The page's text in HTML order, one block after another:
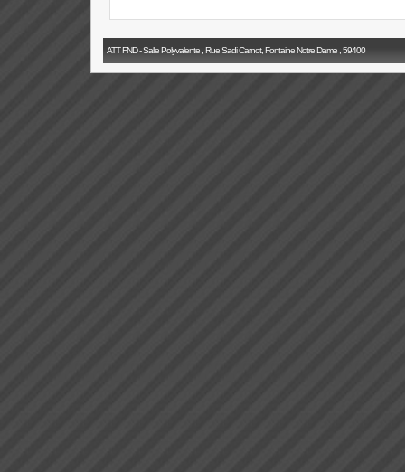
ATT FND - Salle Polyvalente , Rue Sadi Carnot, Fontaine Notre Dame , 59400